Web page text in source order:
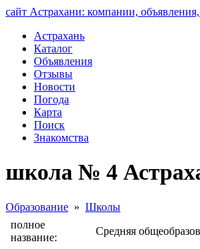
сайт Астрахани: компании,
Астрахань
Каталог
Объявления
Отзывы
Новости
Погода
Карта
Поиск
Знакомства
школа № 4
Образование » Школы
полное
название:
Средняя